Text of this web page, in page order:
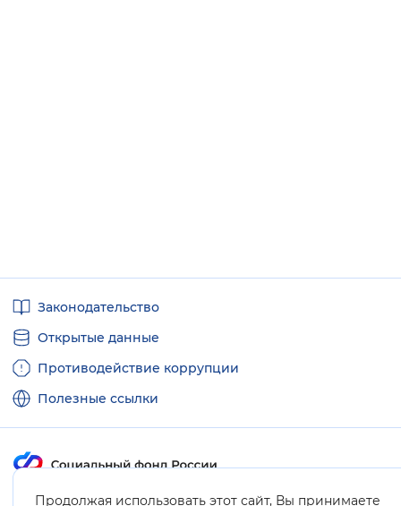
Продолжая использовать этот сайт, Вы принимаете
ссылкиЗаконодательство
Открытые данные
Противодействие коррупции
Полезные ссылки
Карта сайта